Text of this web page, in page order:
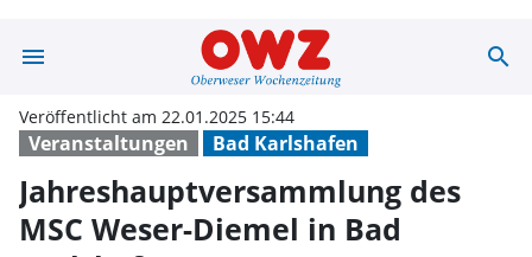
menu search
Veranstaltungen Bad Karlshafen
Veröffentlicht am 22.01.2025 15:44
Jahreshauptversammlung des
MSC Weser-Diemel in Bad